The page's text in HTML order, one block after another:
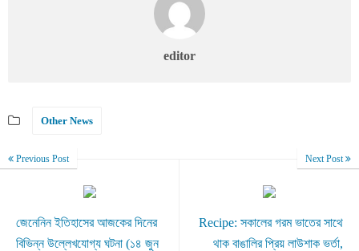
editor
Other News
Previous Post
জেনেনিন ইতিহাসের আজকের দিনের
বিভিন্ন উল্লেখযোগ্য ঘটনা (১৪ জুন
Next Post
Recipe: সকালের গরম ভাতের সাথে
থাক বাঙালির প্রিয় লাউশাক ভর্তা,